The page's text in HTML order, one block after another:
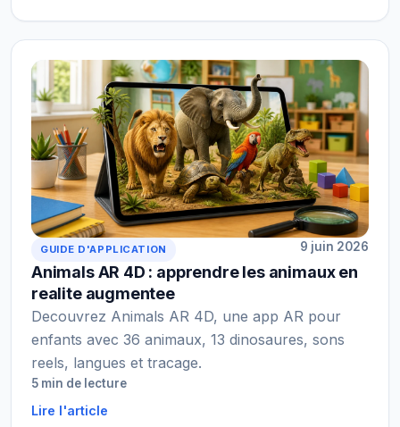
GUIDE D'APPLICATION 9 juin 2026
Animals AR 4D : apprendre les animaux en
realite augmentee
Decouvrez Animals AR 4D, une app AR pour
enfants avec 36 animaux, 13 dinosaures, sons
reels, langues et tracage.
5 min de lecture
Lire l'article